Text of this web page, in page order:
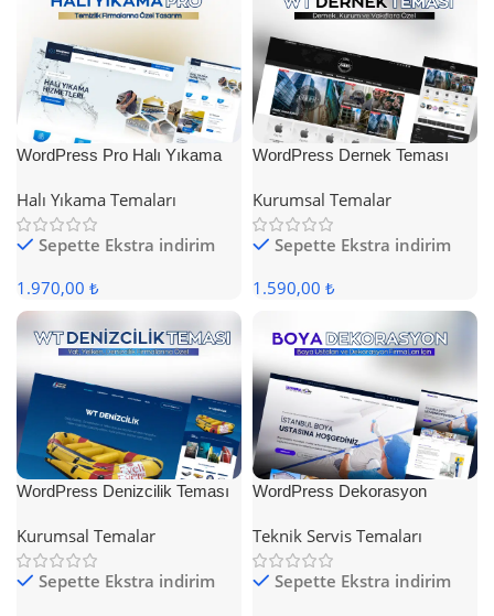
WordPress Pro Halı Yıkama
Halı Yıkama Temaları
Sepette Ekstra indirim
1.970,00 ₺
WordPress Dernek Teması
Kurumsal Temalar
Sepette Ekstra indirim
1.590,00 ₺
WordPress Denizcilik Teması
Kurumsal Temalar
Sepette Ekstra indirim
WordPress Dekorasyon
Teknik Servis Temaları
Sepette Ekstra indirim